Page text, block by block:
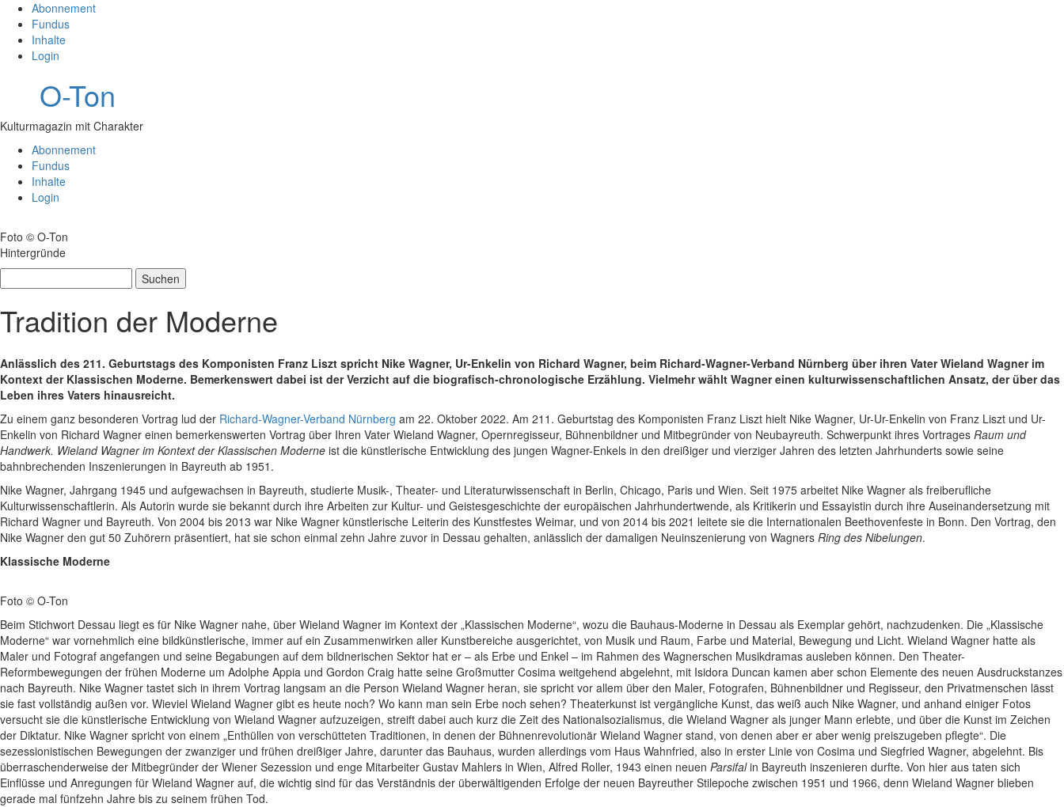
Abonnement
Fundus
Inhalte
Login
O-Ton
Kulturmagazin mit Charakter
Abonnement
Fundus
Inhalte
Login
Foto © O-Ton
Hintergründe
nach:
Tradition der Moderne
Anlässlich des 211. Geburtstags des Komponisten Franz Liszt spricht Nike Wagner, Ur-Enkelin von Richard Wagner, beim Richard-Wagner-Verband Nürnberg über ihren Vater Wieland Wagner im
Kontext der Klassischen Moderne. Bemerkenswert dabei ist der Verzicht auf die biografisch-chronologische Erzählung. Vielmehr wählt Wagner einen kulturwissenschaftlichen Ansatz, der über das
Leben ihres Vaters hinausreicht.
Zu einem ganz besonderen Vortrag lud der Richard-Wagner-Verband Nürnberg am 22. Oktober 2022. Am 211. Geburtstag des Komponisten Franz Liszt hielt Nike Wagner, Ur-Ur-Enkelin von Franz Liszt und Ur-
Enkelin von Richard Wagner einen bemerkenswerten Vortrag über Ihren Vater Wieland Wagner, Opernregisseur, Bühnenbildner und Mitbegründer von Neubayreuth. Schwerpunkt ihres Vortrages Raum und
Handwerk. Wieland Wagner im Kontext der Klassischen Moderne ist die künstlerische Entwicklung des jungen Wagner-Enkels in den dreißiger und vierziger Jahren des letzten Jahrhunderts sowie seine
bahnbrechenden Inszenierungen in Bayreuth ab 1951.
Nike Wagner, Jahrgang 1945 und aufgewachsen in Bayreuth, studierte Musik-, Theater- und Literaturwissenschaft in Berlin, Chicago, Paris und Wien. Seit 1975 arbeitet Nike Wagner als freiberufliche
Kulturwissenschaftlerin. Als Autorin wurde sie bekannt durch ihre Arbeiten zur Kultur- und Geistesgeschichte der europäischen Jahrhundertwende, als Kritikerin und Essayistin durch ihre Auseinandersetzung mit
Richard Wagner und Bayreuth. Von 2004 bis 2013 war Nike Wagner künstlerische Leiterin des Kunstfestes Weimar, und von 2014 bis 2021 leitete sie die Internationalen Beethovenfeste in Bonn. Den Vortrag, den
Nike Wagner den gut 50 Zuhörern präsentiert, hat sie schon einmal zehn Jahre zuvor in Dessau gehalten, anlässlich der damaligen Neuinszenierung von Wagners Ring des Nibelungen.
Klassische Moderne
Foto © O-Ton
Beim Stichwort Dessau liegt es für Nike Wagner nahe, über Wieland Wagner im Kontext der „Klassischen Moderne“, wozu die Bauhaus-Moderne in Dessau als Exemplar gehört, nachzudenken. Die „Klassische
Moderne“ war vornehmlich eine bildkünstlerische, immer auf ein Zusammenwirken aller Kunstbereiche ausgerichtet, von Musik und Raum, Farbe und Material, Bewegung und Licht. Wieland Wagner hatte als
Maler und Fotograf angefangen und seine Begabungen auf dem bildnerischen Sektor hat er – als Erbe und Enkel – im Rahmen des Wagnerschen Musikdramas ausleben können. Den Theater-
Reformbewegungen der frühen Moderne um Adolphe Appia und Gordon Craig hatte seine Großmutter Cosima weitgehend abgelehnt, mit Isidora Duncan kamen aber schon Elemente des neuen Ausdruckstanzes
nach Bayreuth. Nike Wagner tastet sich in ihrem Vortrag langsam an die Person Wieland Wagner heran, sie spricht vor allem über den Maler, Fotografen, Bühnenbildner und Regisseur, den Privatmenschen lässt
sie fast vollständig außen vor. Wieviel Wieland Wagner gibt es heute noch? Wo kann man sein Erbe noch sehen? Theaterkunst ist vergängliche Kunst, das weiß auch Nike Wagner, und anhand einiger Fotos
versucht sie die künstlerische Entwicklung von Wieland Wagner aufzuzeigen, streift dabei auch kurz die Zeit des Nationalsozialismus, die Wieland Wagner als junger Mann erlebte, und über die Kunst im Zeichen
der Diktatur. Nike Wagner spricht von einem „Enthüllen von verschütteten Traditionen, in denen der Bühnenrevolutionär Wieland Wagner stand, von denen aber er aber wenig preiszugeben pflegte“. Die
sezessionistischen Bewegungen der zwanziger und frühen dreißiger Jahre, darunter das Bauhaus, wurden allerdings vom Haus Wahnfried, also in erster Linie von Cosima und Siegfried Wagner, abgelehnt. Bis
überraschenderweise der Mitbegründer der Wiener Sezession und enge Mitarbeiter Gustav Mahlers in Wien, Alfred Roller, 1943 einen neuen Parsifalin Bayreuth inszenieren durfte. Von hier aus taten sich
Einflüsse und Anregungen für Wieland Wagner auf, die wichtig sind für das Verständnis der überwältigenden Erfolge der neuen Bayreuther Stilepoche zwischen 1951 und 1966, denn Wieland Wagner blieben
gerade mal fünfzehn Jahre bis zu seinem frühen Tod.